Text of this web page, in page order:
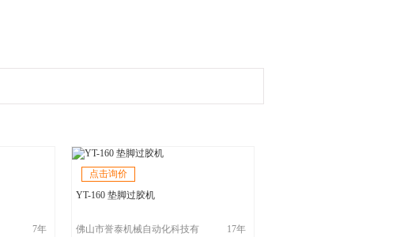
7年
点击询价
YT-160 垫脚过胶机
佛山市誉泰机械自动化科技有
17年